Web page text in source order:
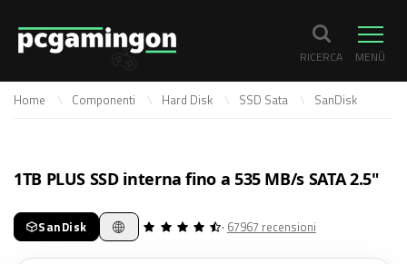
RICERCA MENÙ
Home Componenti Hard Disk SSD Sata SanDisk
1TB PLUS SSD interna fino a 535 MB/s SATA 2.5"
SanDisk · 67967 recensioni